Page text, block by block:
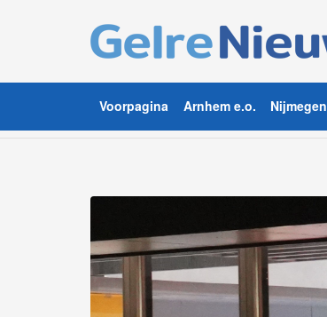
Voorpagina Arnhem e.o. Nijmegen